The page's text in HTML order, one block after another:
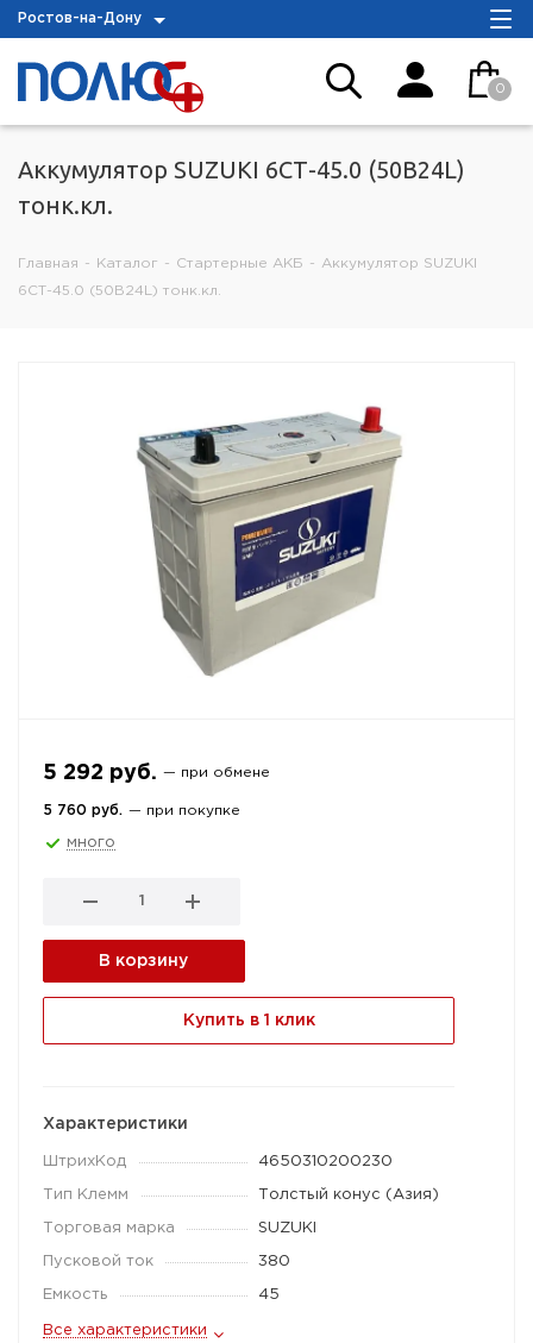
Ростов-на-Дону
0
Аккумулятор SUZUKI 6СТ-45.0 (50B24L)
тонк.кл.
Главная - Каталог - Стартерные АКБ - Аккумулятор SUZUKI
6СТ-45.0 (50B24L) тонк.кл.
5 292 руб. — при обмене
5 760 руб. — при покупке
много
В корзину
Купить в 1 клик
Характеристики
ШтрихКод 4650310200230
Тип Клемм Толстый конус (Азия)
Торговая марка SUZUKI
Пусковой ток 380
Емкость 45
Все характеристики